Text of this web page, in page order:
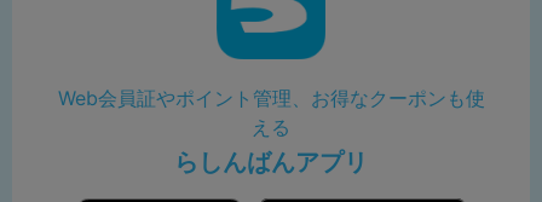
Web会員証やポイント管理、お得なクーポンも使
える
らしんばんアプリ